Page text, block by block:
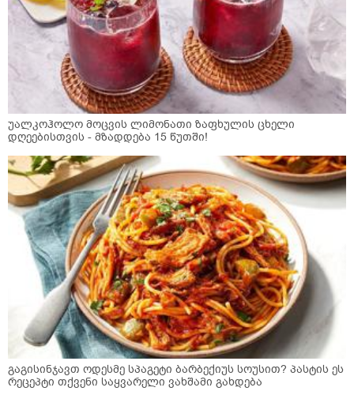
უალკოჰოლო მოცვის ლიმონათი ზაფხულის ცხელი
დღეებისთვის - მზადდება 15 წუთში!
გაგისინჯავთ ოდესმე სპაგეტი ბარბექიუს სოუსით? პასტის ეს
რეცეპტი თქვენი საყვარელი ვახშამი გახდება